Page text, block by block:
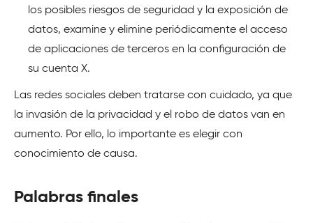
los posibles riesgos de seguridad y la exposición de
datos, examine y elimine periódicamente el acceso
de aplicaciones de terceros en la configuración de
su cuenta X.
Las redes sociales deben tratarse con cuidado, ya que
la invasión de la privacidad y el robo de datos van en
aumento. Por ello, lo importante es elegir con
conocimiento de causa.
Palabras finales